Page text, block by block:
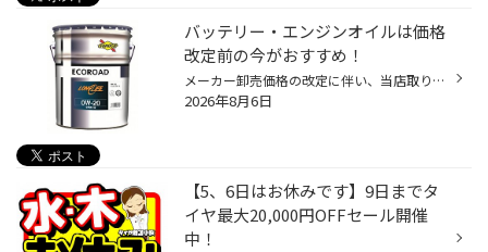
バッテリー・エンジンオイルは価格
改定前の今がおすすめ！
メーカー卸売価格の改定に伴い、当店取り扱いの一部のバッテリー・エンジンオイルの価格改定を 9/1より随時実施させていただきます。 現状の価格改定前の価格での対応については、各製品の値上がり前日までの作業実施が対象となっております。 夏休みでお出かけ予定の方や車検に向けて、そろそろ交...
2026年8月6日
【5、6日はお休みです】9日までタ
イヤ最大20,000円OFFセール開催
中！